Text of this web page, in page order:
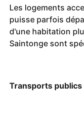
Les logements
puisse parfois
d'une habitation
Saintonge sont
Transports publics